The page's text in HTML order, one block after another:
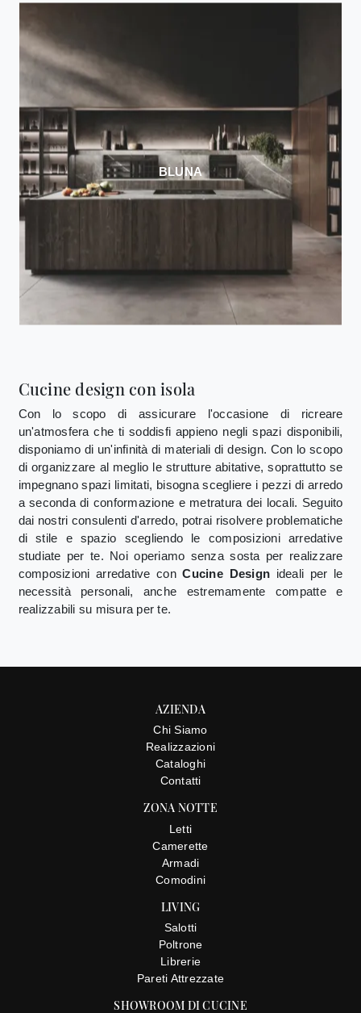
BLUNA
Cucine design con isola
Con lo scopo di assicurare l'occasione di ricreare
un'atmosfera che ti soddisfi appieno negli spazi disponibili,
disponiamo di un'infinità di materiali di design. Con lo scopo
di organizzare al meglio le strutture abitative, soprattutto se
impegnano spazi limitati, bisogna scegliere i pezzi di arredo
a seconda di conformazione e metratura dei locali. Seguito
dai nostri consulenti d'arredo, potrai risolvere problematiche
di stile e spazio scegliendo le composizioni arredative
studiate per te. Noi operiamo senza sosta per realizzare
composizioni arredative conCucine Design ideali per le
necessità personali, anche estremamente compatte e
realizzabili su misura per te.
SHOWROOM DI CUCINE
LIVING
Salotti
Poltrone
Librerie
Pareti Attrezzate
ZONA NOTTE
Letti
Camerette
Armadi
Comodini
AZIENDA
Chi Siamo
Realizzazioni
Cataloghi
Contatti